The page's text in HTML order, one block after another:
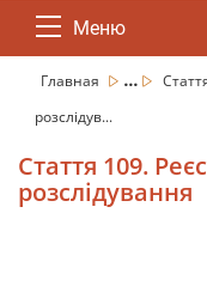
Меню
Главная ...
розслідув...
Стаття 109.
розслідування